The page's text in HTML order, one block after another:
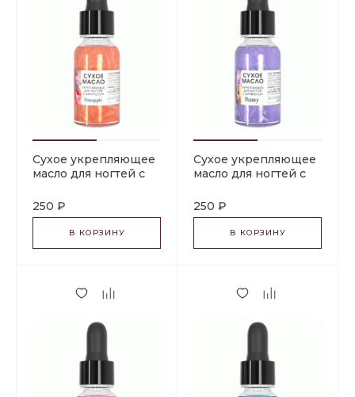
Сухое укрепляющее
масло для ногтей с
"PINEAPPLE". 15 мл
Milv
250 ₽
В КОРЗИНУ
Сухое укрепляющее
масло для ногтей с
15 мл Milv
250 ₽
В КОРЗИНУ